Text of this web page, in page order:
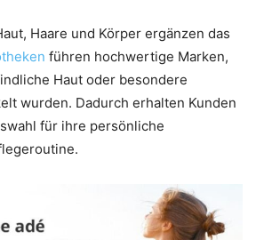
Haare und Körper ergänzen das
führen hochwertige Marken,
Haut oder besondere
wurden. Dadurch erhalten Kunden
für ihre persönliche